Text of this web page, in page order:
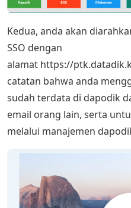
Kedua, anda akan
SSO dengan
alamat https://
catatan bahwa anda
sudah terdata di dapodik
email orang lain, serta
melalui manajemen